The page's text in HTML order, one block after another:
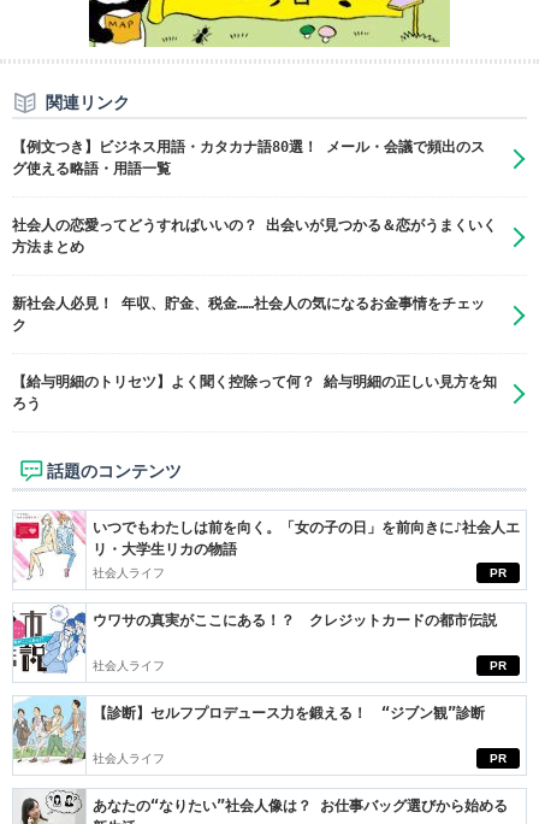
関連リンク
【例文つき】ビジネス用語・カタカナ語80選！ メール・会議で頻出のス
グ使える略語・用語一覧
社会人の恋愛ってどうすればいいの？ 出会いが見つかる＆恋がうまくいく
方法まとめ
新社会人必見！ 年収、貯金、税金……社会人の気になるお金事情をチェッ
ク
【給与明細のトリセツ】よく聞く控除って何？ 給与明細の正しい見方を知
ろう
話題のコンテンツ
PR
いつでもわたしは前を向く。「女の子の日」を前向きに♪社会人エ
リ・大学生リカの物語
社会人ライフ
PR
ウワサの真実がここにある！？ クレジットカードの都市伝説
社会人ライフ
PR
【診断】セルフプロデュース力を鍛える！ “ジブン観”診断
社会人ライフ
あなたの“なりたい”社会人像は？ お仕事バッグ選びから始める